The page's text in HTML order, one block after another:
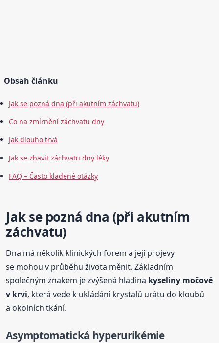
Obsah článku
Jak se pozná dna (při akutním záchvatu)
Co na zmírnění záchvatu dny
Jak dlouho trvá
Jak se zbavit záchvatu dny léky
FAQ – Často kladené otázky
Jak se pozná dna (při akutním
záchvatu)
Dna má několik klinických forem a její projevy
se mohou v průběhu života měnit. Základním
společným znakem je zvýšená hladina kyseliny močové
v krvi, která vede k ukládání krystalů urátu do kloubů
a okolních tkání.
Asymptomatická hyperurikémie